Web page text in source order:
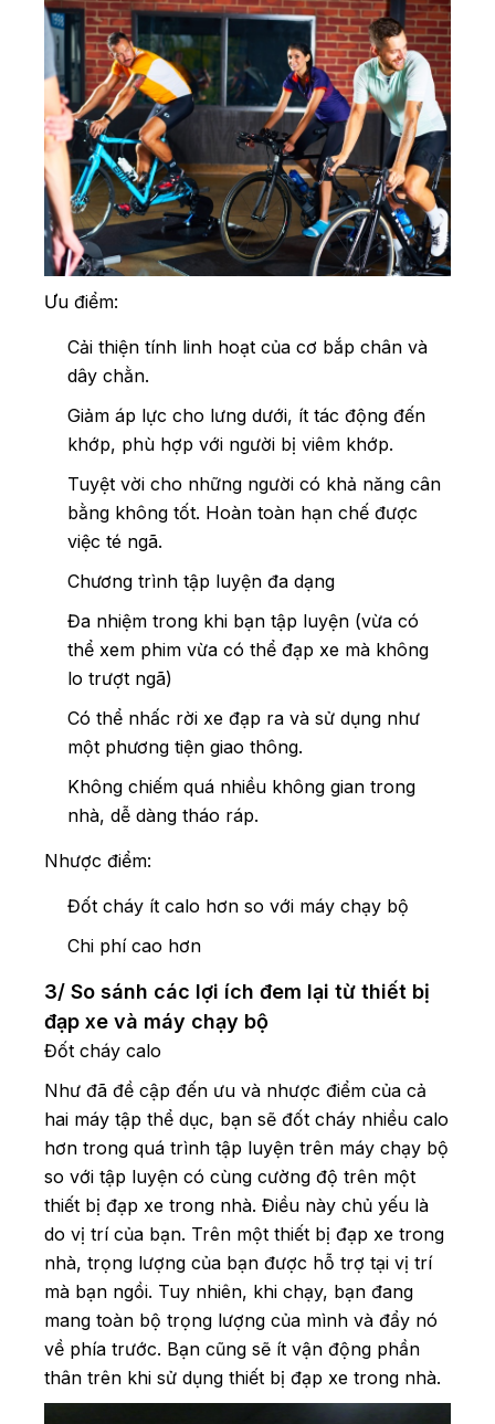
Ưu điểm:
Cải thiện tính linh hoạt của cơ bắp chân và
dây chằn.
Giảm áp lực cho lưng dưới, ít tác động đến
khớp, phù hợp với người bị viêm khớp.
Tuyệt vời cho những người có khả năng cân
bằng không tốt. Hoàn toàn hạn chế được
việc té ngã.
Chương trình tập luyện đa dạng
Đa nhiệm trong khi bạn tập luyện (vừa có
thể xem phim vừa có thể đạp xe mà không
lo trượt ngã)
Có thể nhấc rời xe đạp ra và sử dụng như
một phương tiện giao thông.
Không chiếm quá nhiều không gian trong
nhà, dễ dàng tháo ráp.
Nhược điểm:
Đốt cháy ít calo hơn so với máy chạy bộ
Chi phí cao hơn
3/ So sánh các lợi ích đem lại từ thiết bị
đạp xe và máy chạy bộ
Đốt cháy calo
Như đã đề cập đến ưu và nhược điểm của cả
hai máy tập thể dục, bạn sẽ đốt cháy nhiều calo
hơn trong quá trình tập luyện trên máy chạy bộ
so với tập luyện có cùng cường độ trên một
thiết bị đạp xe trong nhà. Điều này chủ yếu là
do vị trí của bạn. Trên một thiết bị đạp xe trong
nhà, trọng lượng của bạn được hỗ trợ tại vị trí
mà bạn ngồi. Tuy nhiên, khi chạy, bạn đang
mang toàn bộ trọng lượng của mình và đẩy nó
về phía trước. Bạn cũng sẽ ít vận động phần
thân trên khi sử dụng thiết bị đạp xe trong nhà.